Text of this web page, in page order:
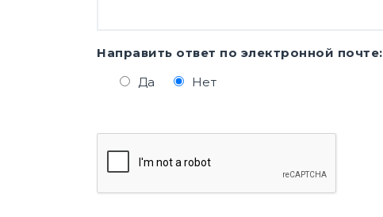
Направить ответ по электронной почте:
Да
Нет